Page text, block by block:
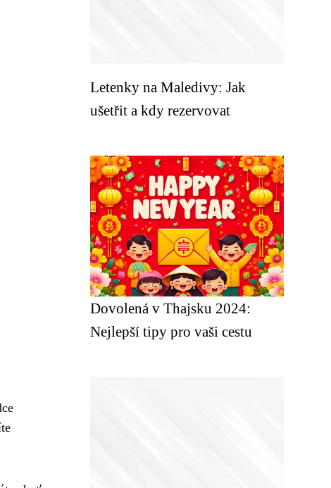
Letenky na Maledivy: Jak
ušetřit a kdy rezervovat
Dovolená v Thajsku 2024:
Nejlepší tipy pro vaši cestu